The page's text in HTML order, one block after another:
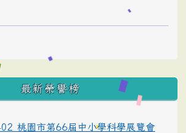
最新榮譽榜
桃園市第66屆中小學科學展覽會